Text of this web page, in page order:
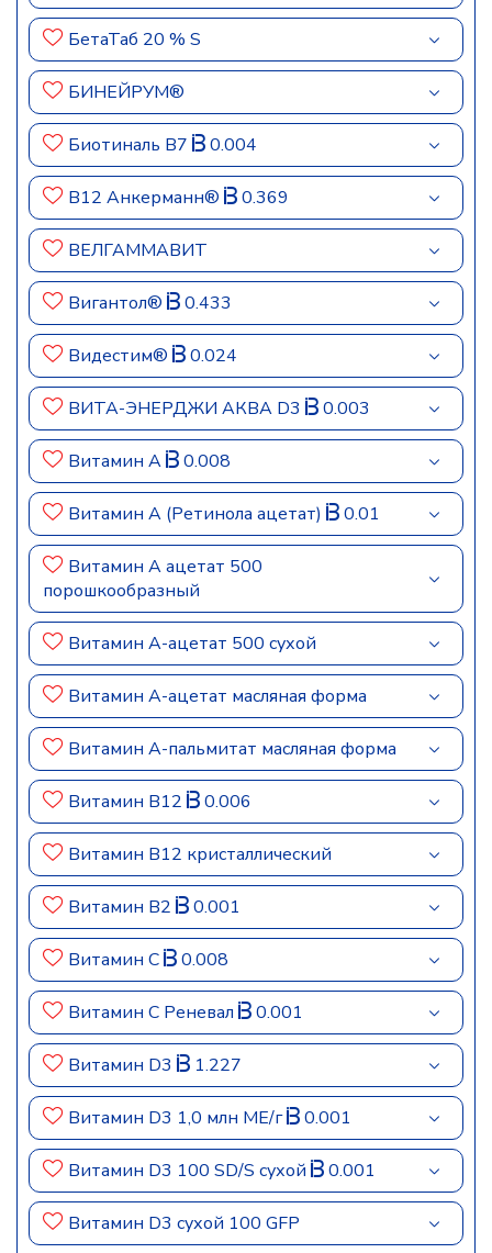
БетаТаб 20 % S
БИНЕЙРУМ®
Биотиналь B7 0.004
В12 Анкерманн® 0.369
ВЕЛГАММАВИТ
Вигантол® 0.433
Видестим® 0.024
ВИТА-ЭНЕРДЖИ АКВА D3 0.003
Витамин A 0.008
Витамин A (Ретинола ацетат) 0.01
Витамин A ацетат 500
порошкообразный
Витамин A-ацетат 500 сухой
Витамин A-ацетат масляная форма
Витамин A-пальмитат масляная форма
Витамин B12 0.006
Витамин B12 кристаллический
Витамин B2 0.001
Витамин C 0.008
Витамин C Реневал 0.001
Витамин D3 1.227
Витамин D3 1,0 млн МЕ/г 0.001
Витамин D3 100 SD/S сухой 0.001
Витамин D3 сухой 100 GFP